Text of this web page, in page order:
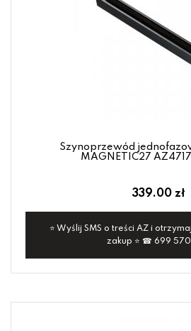
Szynoprzewód
MAGNETIC27
339.00 zł
⭐ Wyślij SMS o treści AZ i
zakup ⭐ ☎ 699